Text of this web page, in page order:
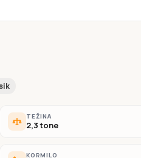
TEŽINA
2,3 tone
KORMILO